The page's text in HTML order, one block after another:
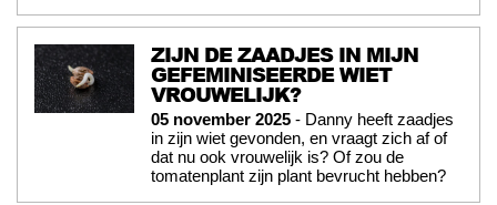
ZIJN DE ZAADJES IN MIJN
GEFEMINISEERDE WIET
VROUWELIJK?
05 november 2025 - Danny heeft zaadjes
in zijn wiet gevonden, en vraagt zich af of
dat nu ook vrouwelijk is? Of zou de
tomatenplant zijn plant bevrucht hebben?